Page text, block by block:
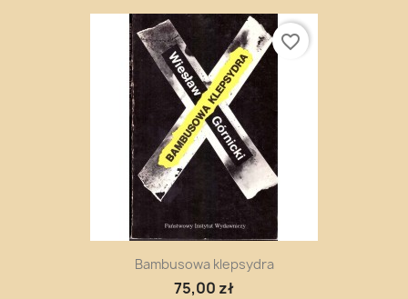
Bambusowa klepsydra
75,00 zł
favorite_border